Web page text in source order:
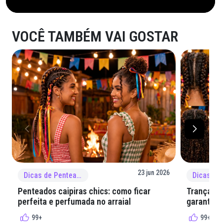
VOCÊ TAMBÉM VAI GOSTAR
Dicas de Penteado 23 jun 2026
Penteados caipiras chics: como ficar
perfeita e perfumada no arraial
99+
Tranças
garantir
99+